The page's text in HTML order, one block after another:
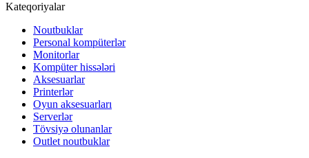
Kateqoriyalar
Noutbuklar
Personal kompüterlər
Monitorlar
Kompüter hissələri
Aksesuarlar
Printerlər
Oyun aksesuarları
Serverlər
Tövsiyə olunanlar
Outlet noutbuklar